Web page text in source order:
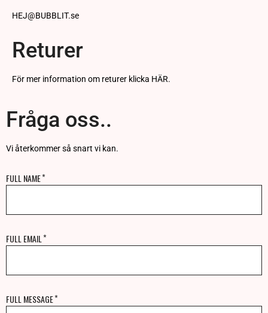
HEJ@BUBBLIT.se
Returer
För mer information om returer klicka HÄR.
Fråga oss..
Vi återkommer så snart vi kan.
FULL NAME
FULL EMAIL
FULL MESSAGE